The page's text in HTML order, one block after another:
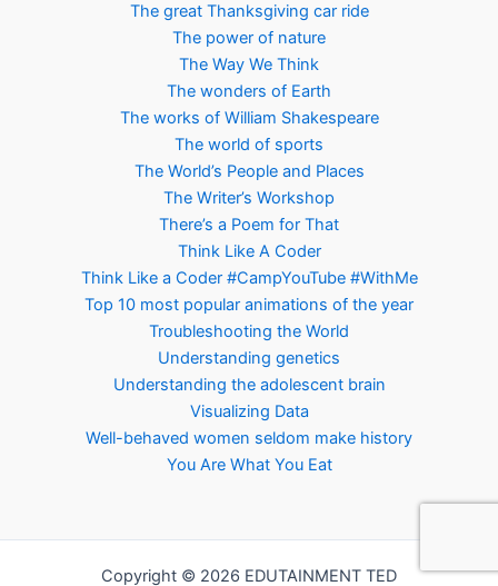
The great Thanksgiving car ride
The power of nature
The Way We Think
The wonders of Earth
The works of William Shakespeare
The world of sports
The World’s People and Places
The Writer’s Workshop
There’s a Poem for That
Think Like A Coder
Think Like a Coder #CampYouTube #WithMe
Top 10 most popular animations of the year
Troubleshooting the World
Understanding genetics
Understanding the adolescent brain
Visualizing Data
Well-behaved women seldom make history
You Are What You Eat
Copyright © 2026 EDUTAINMENT TED